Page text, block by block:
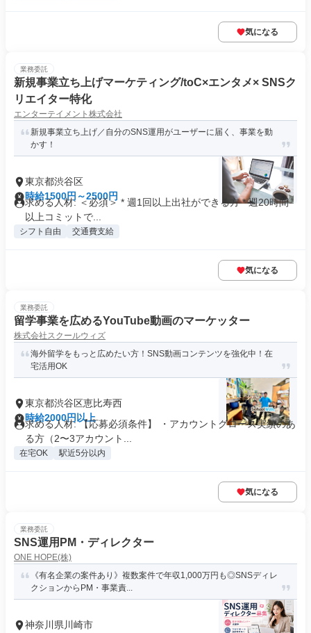
気になる
業務委託
新規事業立ち上げマーケティング/toC×エンタメ× SNSク
リエイター特化
エンターテイメント株式会社
新規事業立ち上げ／自分のSNS運用がユーザーに届く、事業を動
かす！
東京都渋谷区
時給1500円～2500円
求める人材: ＜必須＞ * 週1回以上出社ができる方 * 週20時間
以上コミットで...
シフト自由 交通費支給
気になる
業務委託
留学事業を広めるYouTube動画のマーケッター
株式会社スクールウィズ
海外留学をもっと広めたい方！SNS動画コンテンツを強化中！在
宅活用OK
東京都渋谷区恵比寿西
時給2000円以上
求める人材: 【応募必須条件】 ・アカウントグロース実績のあ
る方（2〜3アカウント...
在宅OK 駅近5分以内
気になる
業務委託
SNS運用PM・ディレクター
ONE HOPE(株)
《有名企業の案件あり》複数案件で年収1,000万円も◎SNSディレ
クションからPM・事業責...
神奈川県川崎市